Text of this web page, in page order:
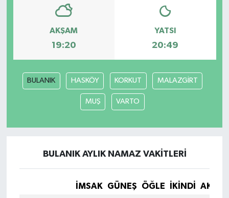
AKŞAM
19:20
YATSI
20:49
BULANIK HASKÖY KORKUT MALAZGİRT
MUŞ VARTO
BULANIK AYLIK NAMAZ VAKITLERI
İMSAK GÜNEŞ ÖĞLE İKINDI